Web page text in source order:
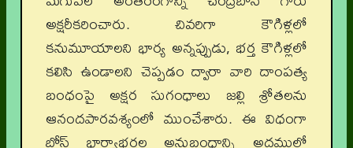
అక్షరీకరించారు. చివరిగా కౌగిళ్లలో
కనుమూయాలని భార్య అన్నప్పుడు, భర్త కౌగిళ్లలో
కలిసి ఉండాలని చెప్పడం ద్వారా వారి దాంపత్య
బంధంపై అక్షర సుగంధాలు జల్లి శ్రోతలను
ఆనందపారవశ్యంలో ముంచేశారు. ఈ విధంగా